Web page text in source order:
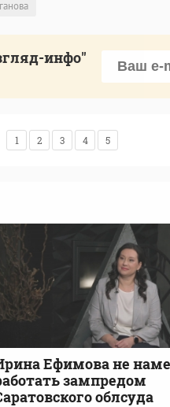
инфо"
1 2 3 4 5
Ефимова не
зампредом
облсуда